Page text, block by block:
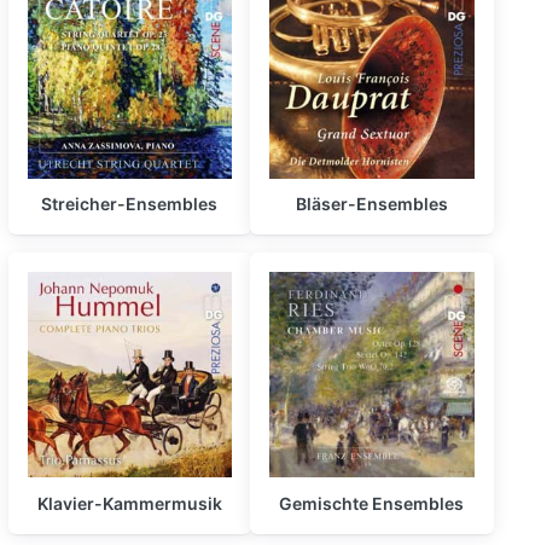
Streicher-Ensembles Bläser-Ensembles
Klavier-Kammermusik Gemischte Ensembles